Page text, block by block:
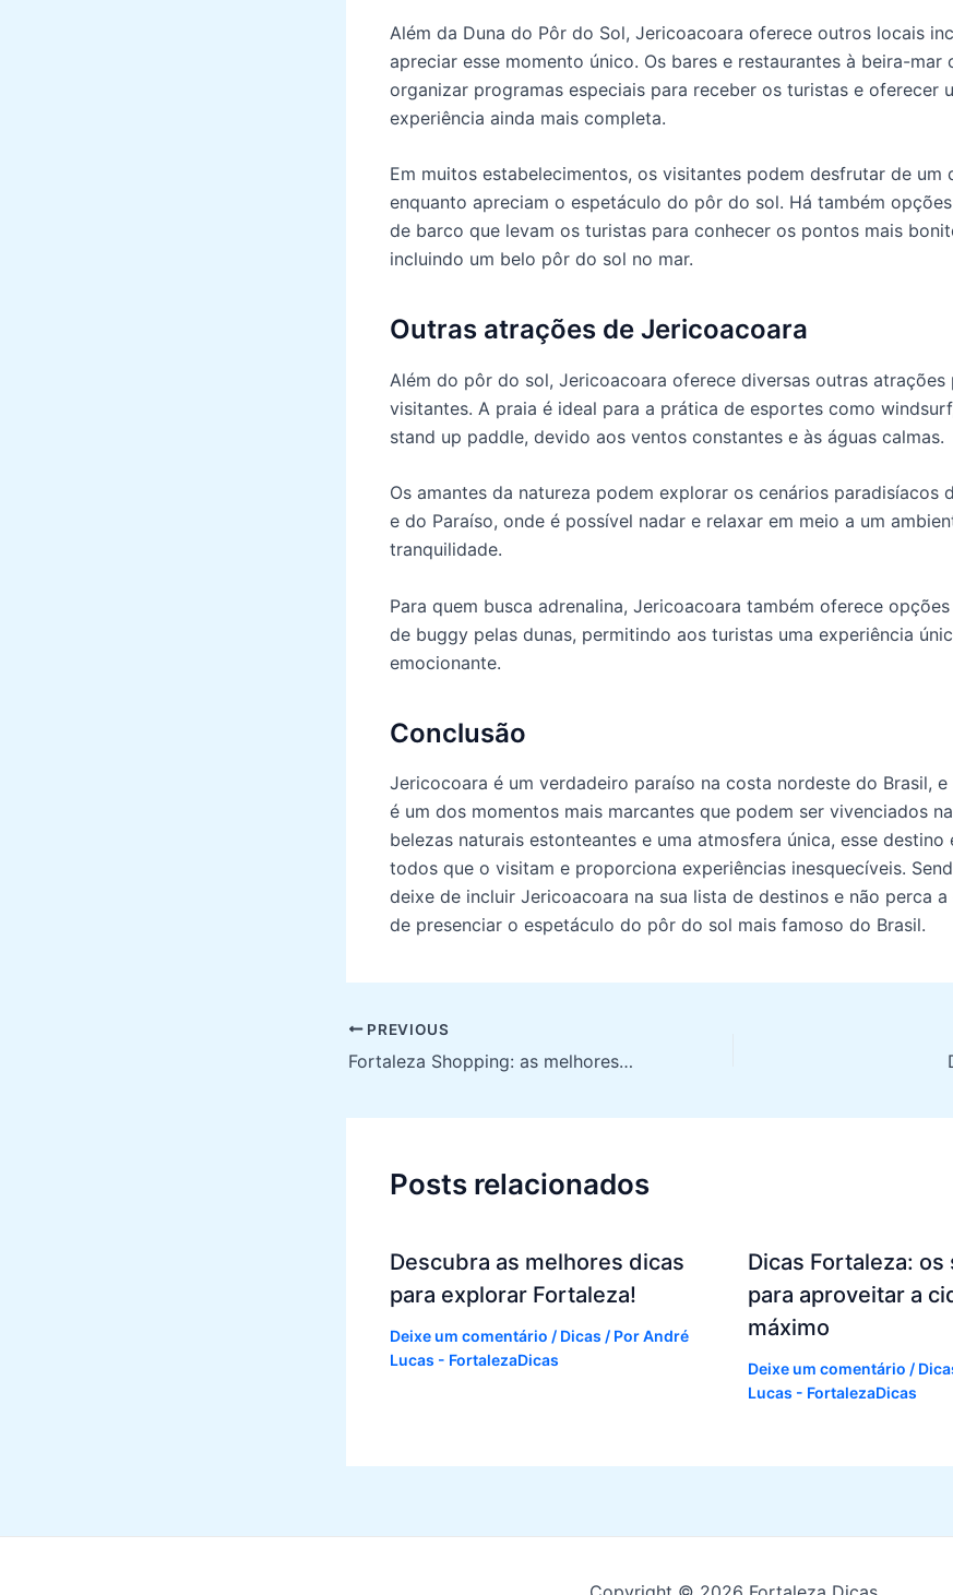
Além da Duna do Pôr do Sol, Jericoacoara oferece outros locais
apreciar esse momento único. Os bares e restaurantes à beira-mar
organizar programas especiais para receber os turistas e oferecer
experiência ainda mais completa.
Em muitos estabelecimentos, os visitantes podem desfrutar de um
enquanto apreciam o espetáculo do pôr do sol. Há também
de barco que levam os turistas para conhecer os pontos mais
incluindo um belo pôr do sol no mar.
Outras atrações de Jericoacoara
Além do pôr do sol, Jericoacoara oferece diversas outras atrações
visitantes. A praia é ideal para a prática de esportes como
stand up paddle, devido aos ventos constantes e às águas calmas.
Os amantes da natureza podem explorar os cenários paradisíacos
e do Paraíso, onde é possível nadar e relaxar em meio a um
tranquilidade.
Para quem busca adrenalina, Jericoacoara também oferece
de buggy pelas dunas, permitindo aos turistas uma experiência
emocionante.
Conclusão
Jericocoara é um verdadeiro paraíso na costa nordeste do Brasil,
é um dos momentos mais marcantes que podem ser vivenciados
belezas naturais estonteantes e uma atmosfera única, esse destino
todos que o visitam e proporciona experiências inesquecíveis.
deixe de incluir Jericoacoara na sua lista de destinos e não perca
de presenciar o espetáculo do pôr do sol mais famoso do Brasil.
Post
navigation
PREVIOUS
Fortaleza Shopping: as melhores lojas e promoções
Posts relacionados
Descubra as melhores dicas
para explorar Fortaleza!
Deixe um comentário / Dicas / PorAndré
Lucas - FortalezaDicas
Dicas Fortaleza:
para aproveitar a
máximo
Deixe um comentário /
Lucas - FortalezaDicas